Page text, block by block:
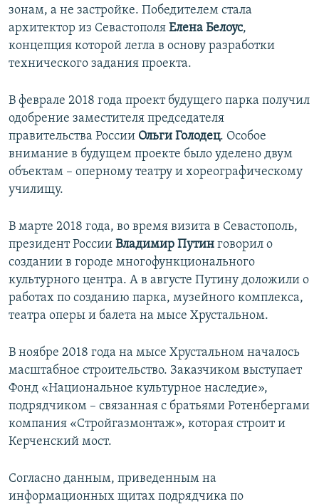
зонам, а не застройке. Победителем стала
архитектор из Севастополя Елена Белоус,
концепция которой легла в основу разработки
технического задания проекта.
В феврале 2018 года проект будущего парка получил
одобрение заместителя председателя
правительства России Ольги Голодец. Особое
внимание в будущем проекте было уделено двум
объектам – оперному театру и хореографическому
училищу.
В марте 2018 года, во время визита в Севастополь,
президент России Владимир Путин говорил о
создании в городе многофункционального
культурного центра. А в августе Путину доложили о
работах по созданию парка, музейного комплекса,
театра оперы и балета на мысе Хрустальном.
В ноябре 2018 года на мысе Хрустальном началось
масштабное строительство. Заказчиком выступает
Фонд «Национальное культурное наследие»,
подрядчиком – связанная с братьями Ротенбергами
компания «Стройгазмонтаж», которая строит и
Керченский мост.
Согласно данным, приведенным на
информационных щитах подрядчика по